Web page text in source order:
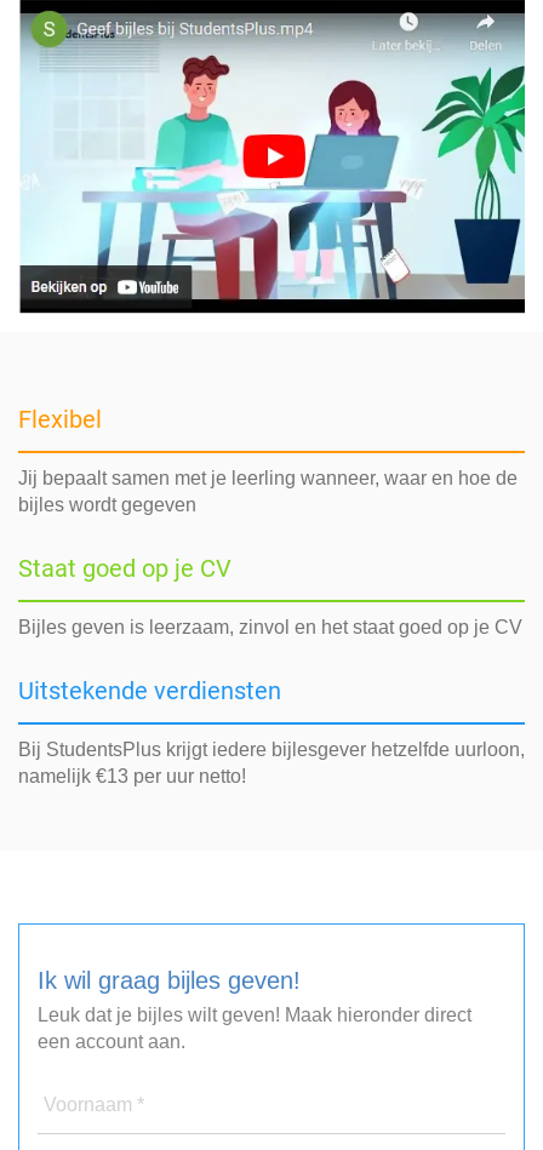
Flexibel
Jij bepaalt samen met je leerling wanneer, waar en hoe de
bijles wordt gegeven
Staat goed op je CV
Bijles geven is leerzaam, zinvol en het staat goed op je CV
Uitstekende verdiensten
Bij StudentsPlus krijgt iedere bijlesgever hetzelfde uurloon,
namelijk €13 per uur netto!
Ik wil graag bijles geven!
Leuk dat je bijles wilt geven! Maak hieronder direct
een account aan.
Voornaam *